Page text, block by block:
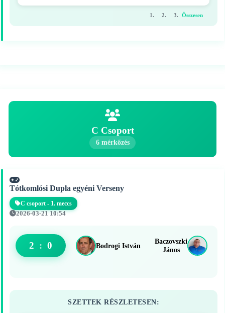
1. 2. 3. Összesen
C Csoport
6 mérkőzés
Tótkomlósi Dupla egyéni Verseny
C csoport - 1. meccs
2026-03-21 10:54
Bodrogi István
2 : 0
Baczovszki
János
SZETTEK RÉSZLETESEN: